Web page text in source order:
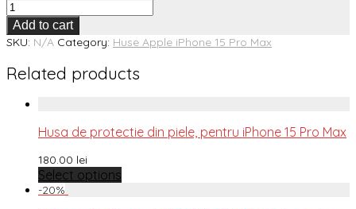
Add to cart
SKU: N/A Category: Huse Apple iPhone 15 Pro Max
Related products
Husa de protectie din piele, pentru iPhone 15 Pro Max
180.00 lei
Select options
-20%